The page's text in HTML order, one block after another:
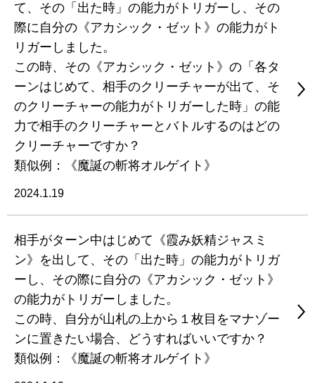
て、その「出た時」の能力がトリガーし、その
際に自分の《アカシック・ゼット》の能力がト
リガーしました。
この時、その《アカシック・ゼット》の「各タ
ーンはじめて、相手のクリーチャーが出て、そ
のクリーチャーの能力がトリガーした時」の能
力で相手のクリーチャーとバトルするのはどの
クリーチャーですか？
類似例：《魔誕の斬将オルゲイト》
2024.1.19
相手がターン中はじめて《霞み妖精ジャスミ
ン》を出して、その「出た時」の能力がトリガ
ーし、その際に自分の《アカシック・ゼット》
の能力がトリガーしました。
この時、自分が山札の上から１枚目をマナゾー
ンに置きたい場合、どうすればいいですか？
類似例：《魔誕の斬将オルゲイト》